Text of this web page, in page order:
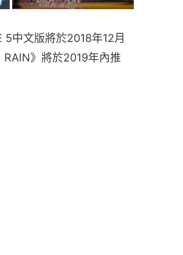
中文版將於2018年12月
RAIN》將於2019年內推